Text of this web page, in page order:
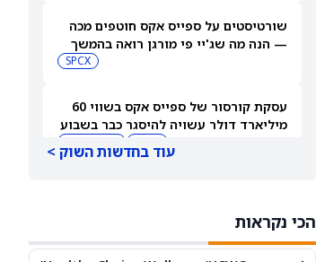
שורטיסטים על ספייס אקס חוטפים מכה
— הנה מה שג'יי פי מורגן רואה בהמשך
SPCX
עסקת קורסור של ספייס אקס בשווי 60
מיליארד דולר עשויה להיסגר כבר בשבוע
לטסלה
עוד בחדשות השוק >
הכי נקראות